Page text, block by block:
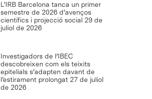
L’IRB Barcelona tanca un primer
semestre de 2026 d’avenços
científics i projecció social 29 de
juliol de 2026
Investigadors de l’IBEC
descobreixen com els teixits
epitelials s’adapten davant de
l’estirament prolongat 27 de juliol
de 2026